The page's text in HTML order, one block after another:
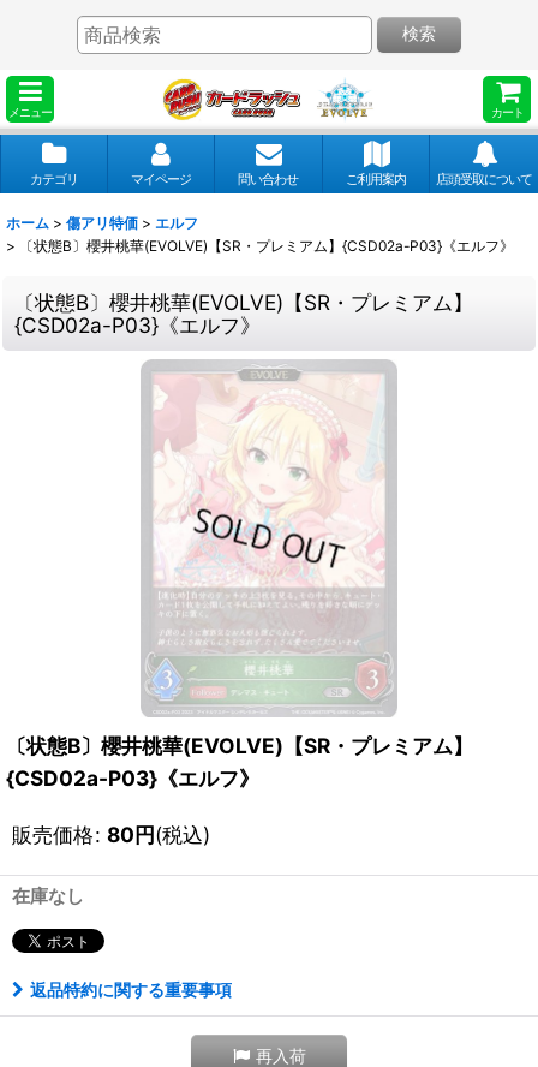
メニュー カート
検索
カテゴリ マイページ 問い合わせ ご利用案内 店頭受取について
ホーム > 傷アリ特価 > エルフ
>
〔状態B〕櫻井桃華(EVOLVE)【SR・プレミアム】{CSD02a-P03}《エルフ》
〔状態B〕櫻井桃華(EVOLVE)【SR・プレミアム】
{CSD02a-P03}《エルフ》
〔状態B〕櫻井桃華(EVOLVE)【SR・プレミアム】
{CSD02a-P03}《エルフ》
販売価格: 80円(税込)
在庫なし
返品特約に関する重要事項
再入荷